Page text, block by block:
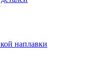
наплавки